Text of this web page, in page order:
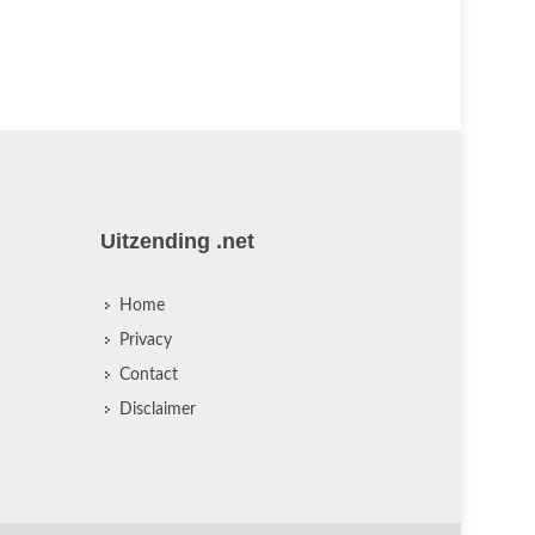
Uitzending .net
Home
Privacy
Contact
Disclaimer